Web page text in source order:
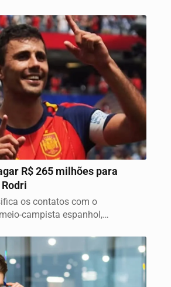
R$ 265 milhões para
os contatos com o
campista espanhol,